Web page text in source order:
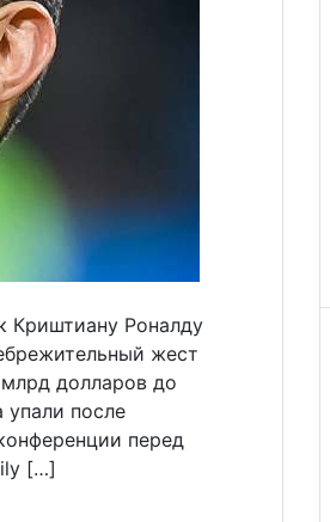
Криштиану Роналду
жест
долларов до
после
перед
[…]